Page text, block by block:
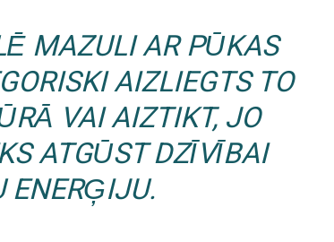
MAZULI AR PŪKAS
AIZLIEGTS TO
VAI AIZTIKT, JO
ATGŪST DZĪVĪBAI
ENERĢIJU.